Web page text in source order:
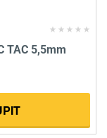
TAC 5,5mm